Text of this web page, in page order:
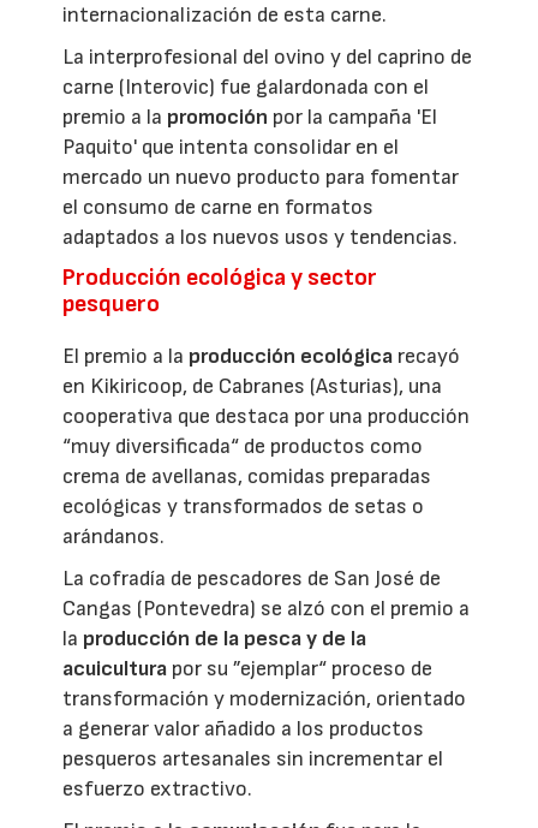
internacionalización de esta carne.
La interprofesional del ovino y del caprino de
carne (Interovic) fue galardonada con el
premio a la promoción por la campaña 'El
Paquito' que intenta consolidar en el
mercado un nuevo producto para fomentar
el consumo de carne en formatos
adaptados a los nuevos usos y tendencias.
Producción ecológica y sector
pesquero
El premio a la producción ecológica recayó
en Kikiricoop, de Cabranes (Asturias), una
cooperativa que destaca por una producción
“muy diversificada“ de productos como
crema de avellanas, comidas preparadas
ecológicas y transformados de setas o
arándanos.
La cofradía de pescadores de San José de
Cangas (Pontevedra) se alzó con el premio a
la producción de la pesca y de la
acuicultura por su ”ejemplar“ proceso de
transformación y modernización, orientado
a generar valor añadido a los productos
pesqueros artesanales sin incrementar el
esfuerzo extractivo.